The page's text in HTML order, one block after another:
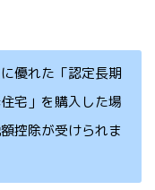
優れた「認定長期
宅」を購入した場
控除が受けられま